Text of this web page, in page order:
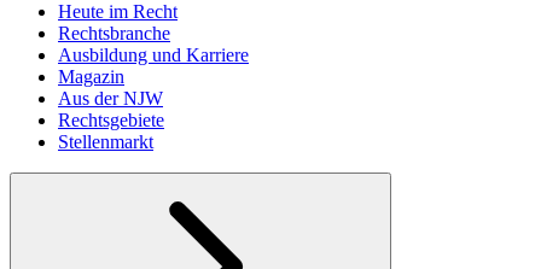
Heute im Recht
Rechtsbranche
Ausbildung und Karriere
Magazin
Aus der NJW
Rechtsgebiete
Stellenmarkt